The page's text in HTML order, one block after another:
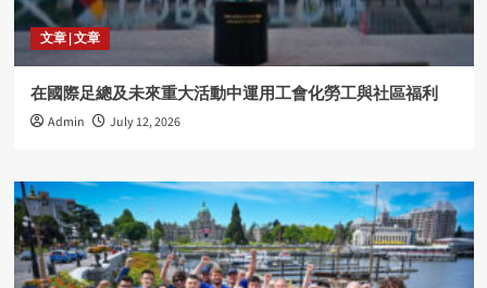
文章 | 文章
在國際足總及未來重大活動中運用工會化勞工與社區福利
Admin July 12, 2026